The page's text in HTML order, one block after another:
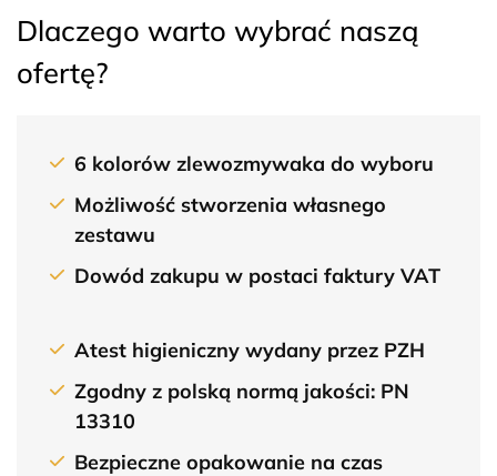
Dlaczego warto wybrać naszą
ofertę?
6 kolorów zlewozmywaka do wyboru
Możliwość stworzenia własnego
zestawu
Dowód zakupu w postaci faktury VAT
Atest higieniczny wydany przez PZH
Zgodny z polską normą jakości: PN
13310
Bezpieczne opakowanie na czas